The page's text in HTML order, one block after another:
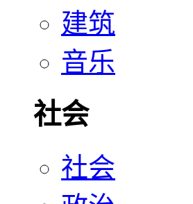
建筑
音乐
社会
社会